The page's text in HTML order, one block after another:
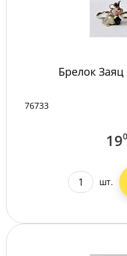
Брелок
76733
19
шт.